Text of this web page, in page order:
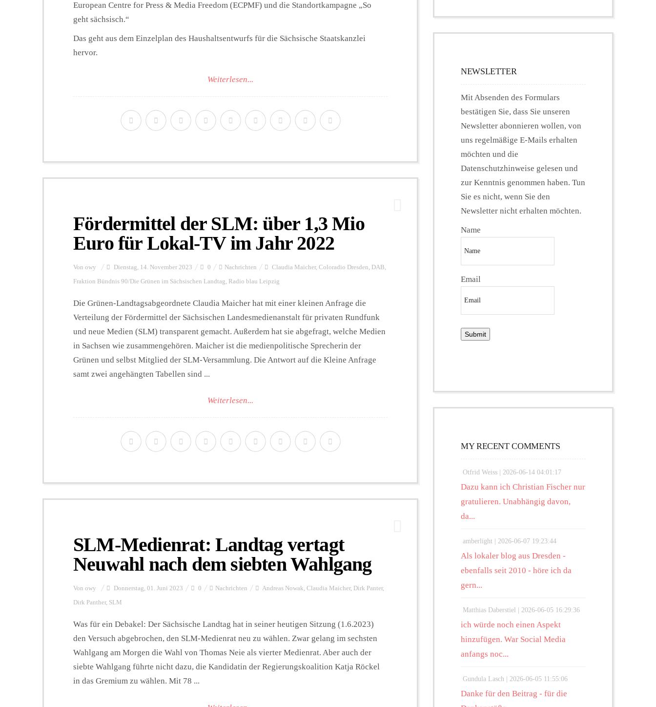
European Centre for Press & Media Freedom (ECPMF) und die Standortkampagne „So
geht sächsisch.“
Das geht aus dem Einzelplan des Haushaltsentwurfs für die Sächsische Staatskanzlei
hervor.
Weiterlesen...
Fördermittel der SLM: über 1,3 Mio
Euro für Lokal-TV im Jahr 2022
Von owy Dienstag, 14. November 2023 0 Nachrichten Claudia Maicher, Coloradio Dresden DAB
Fraktion Bündnis 90/Die Grünen im Sächsischen Landtag Radio blau Leipzig
Die Grünen-Landtagsabgeordnete Claudia Maicher hat mit einer kleinen Anfrage die
Verteilung der Fördermittel der Sächsischen Landesmedienanstalt für privaten Rundfunk
und neue Medien (SLM) transparent gemacht. Außerdem hat sie abgefragt, welche Medien
in Sachsen wie zusammengehören. Maicher ist die medienpolitische Sprecherin der
Grünen und selbst Mitglied der SLM-Versammlung. Die Antwort auf die Kleine Anfrage
samt zwei angehängten Tabellen sind ...
Weiterlesen...
SLM-Medienrat: Landtag vertagt
Neuwahl nach dem siebten Wahlgang
Von owy Donnerstag, 01. Juni 2023 0 Nachrichten Andreas Nowak, Claudia Maicher, Dirk Panter,
Dirk Panther, SLM
Was für ein Debakel: Der Sächsische Landtag hat in seiner heutigen Sitzung (1.6.2023)
den Versuch abgebrochen, den SLM-Medienrat neu zu wählen. Zwar gelang im sechsten
Wahlgang am Morgen die Wahl von Thomas Neie als vierter Medienrat. Aber auch der
siebte Wahlgang führte nicht dazu, die Kandidatin der Regierungskoalition Katja Röckel
in das Gremium zu wählen. Mit 78 ...
NEWSLETTER
Mit Absenden des Formulars
bestätigen Sie, dass Sie unseren
Newsletter abonnieren wollen, von
uns regelmäßige E-Mails erhalten
möchten und die
Datenschutzhinweise gelesen und
zur Kenntnis genommen haben. Tun
Sie es nicht, wenn Sie den
Newsletter nicht erhalten möchten.
Name
Email
MY RECENT COMMENTS
Otfrid Weiss | 2026-06-14 04:01:17
Dazu kann ich Christian Fischer nur
gratulieren. Unabhängig davon,
da...
amberlight | 2026-06-07 19:23:44
Als lokaler blog aus Dresden -
ebenfalls seit 2010 - höre ich da
gern...
Matthias Daberstiel | 2026-06-05 16:29:36
ich würde noch einen Aspekt
hinzufügen. War Social Media
anfangs noc...
Gundula Lasch | 2026-06-05 11:55:06
Danke für den Beitrag - für die